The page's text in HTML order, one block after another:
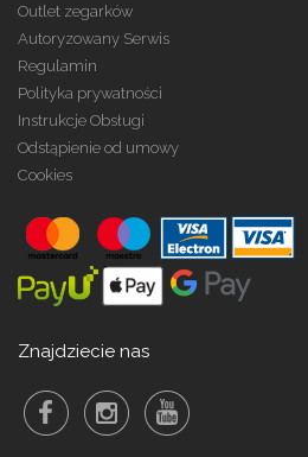
Outlet zegarków
Autoryzowany Serwis
Regulamin
Polityka prywatności
Instrukcje Obsługi
Odstąpienie od umowy
Cookies
Znajdziecie nas